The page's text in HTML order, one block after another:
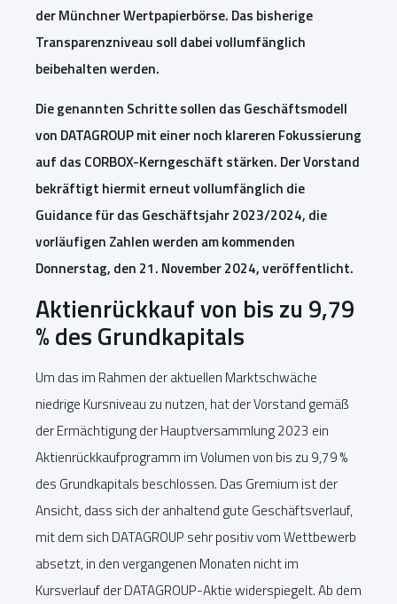
der Münchner Wertpapierbörse. Das bisherige
Transparenzniveau soll dabei vollumfänglich
beibehalten werden.
Die genannten Schritte sollen das Geschäftsmodell
von DATAGROUP mit einer noch klareren Fokussierung
auf das CORBOX-Kerngeschäft stärken. Der Vorstand
bekräftigt hiermit erneut vollumfänglich die
Guidance für das Geschäftsjahr 2023/2024, die
vorläufigen Zahlen werden am kommenden
Donnerstag, den 21. November 2024, veröffentlicht.
Aktienrückkauf von bis zu 9,79
% des Grundkapitals
Um das im Rahmen der aktuellen Marktschwäche
niedrige Kursniveau zu nutzen, hat der Vorstand gemäß
der Ermächtigung der Hauptversammlung 2023 ein
Aktienrückkaufprogramm im Volumen von bis zu 9,79 %
des Grundkapitals beschlossen. Das Gremium ist der
Ansicht, dass sich der anhaltend gute Geschäftsverlauf,
mit dem sich DATAGROUP sehr positiv vom Wettbewerb
absetzt, in den vergangenen Monaten nicht im
Kursverlauf der DATAGROUP-Aktie widerspiegelt. Ab dem